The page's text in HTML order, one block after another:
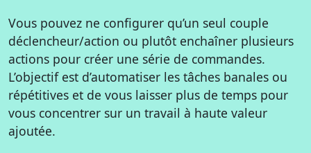
Vous pouvez ne configurer qu’un seul couple
déclencheur/action ou plutôt enchaîner plusieurs
actions pour créer une série de commandes.
L’objectif est d’automatiser les tâches banales ou
répétitives et de vous laisser plus de temps pour
vous concentrer sur un travail à haute valeur
ajoutée.